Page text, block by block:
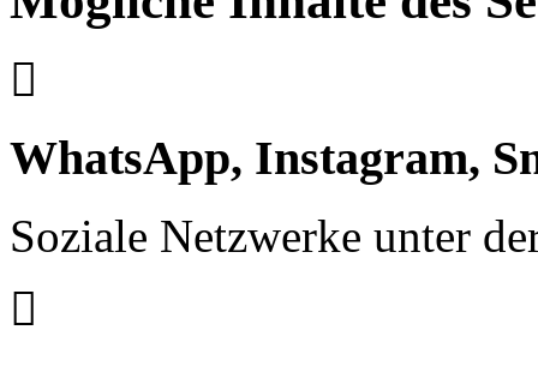
WhatsApp, Instagram,
Soziale Netzwerke unter